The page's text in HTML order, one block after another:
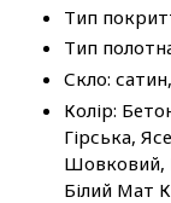
Тип
Тип
Скло:
Колір:
Гірська,
Шовковий,
Білий Мат